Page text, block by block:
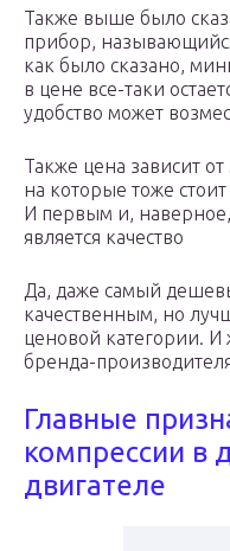
Также выше было
прибор,
как было сказано,
в цене все-таки
удобство может
Также цена зависит
на которые тоже
И первым и,
является качество
Да, даже самый
качественным, но
ценовой категории. И
бренда-
Главные
компрессии в
двигателе